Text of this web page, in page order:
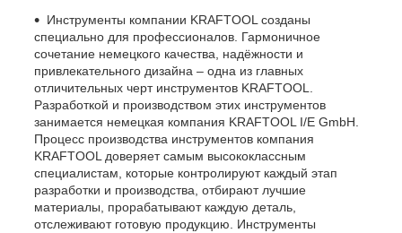
Инструменты компании KRAFTOOL созданы
специально для профессионалов. Гармоничное
сочетание немецкого качества, надёжности и
привлекательного дизайна – одна из главных
отличительных черт инструментов KRAFTOOL.
Разработкой и производством этих инструментов
занимается немецкая компания KRAFTOOL I/E GmbH.
Процесс производства инструментов компания
KRAFTOOL доверяет самым высококлассным
специалистам, которые контролируют каждый этап
разработки и производства, отбирают лучшие
материалы, прорабатывают каждую деталь,
отслеживают готовую продукцию. Инструменты